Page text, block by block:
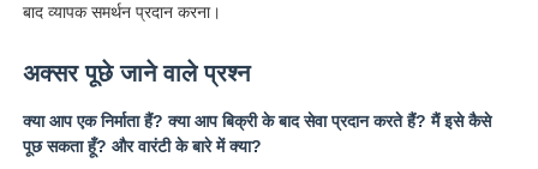
बाद व्यापक समर्थन प्रदान करना।
अक्सर पूछे जाने वाले प्रश्न
क्या आप एक निर्माता हैं? क्या आप बिक्री के बाद सेवा प्रदान करते हैं? मैं इसे कैसे
पूछ सकता हूँ? और वारंटी के बारे में क्या?